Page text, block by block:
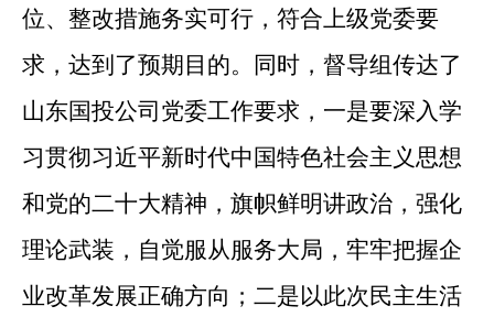
位、整改措施务实可行，符合上级党委要
求，达到了预期目的。同时，督导组传达了
山东国投公司党委工作要求，一是要深入学
习贯彻习近平新时代中国特色社会主义思想
和党的二十大精神，旗帜鲜明讲政治，强化
理论武装，自觉服从服务大局，牢牢把握企
业改革发展正确方向；二是以此次民主生活